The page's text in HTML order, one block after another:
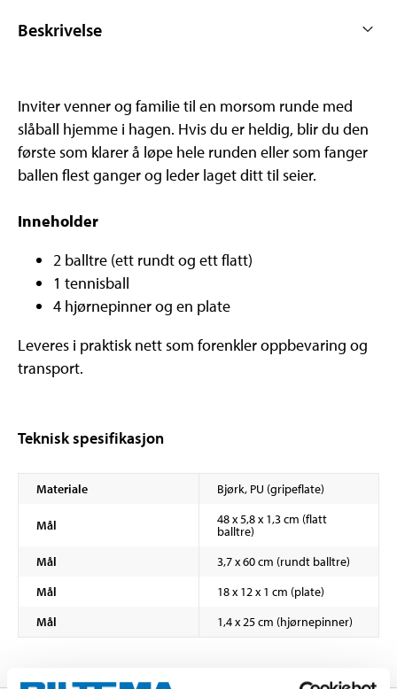
Beskrivelse
Inviter venner og familie til en morsom runde med
slåball hjemme i hagen. Hvis du er heldig, blir du den
første som klarer å løpe hele runden eller som fanger
ballen flest ganger og leder laget ditt til seier.
Inneholder
2 balltre (ett rundt og ett flatt)
1 tennisball
4 hjørnepinner og en plate
Leveres i praktisk nett som forenkler oppbevaring og
transport.
Teknisk spesifikasjon
Materiale Bjørk, PU (gripeflate)
Mål 48 x 5,8 x 1,3 cm (flatt
balltre)
Mål
3,7 x 60 cm (rundt balltre)
Mål
18 x 12 x 1 cm (plate)
Mål
1,4 x 25 cm (hjørnepinner)